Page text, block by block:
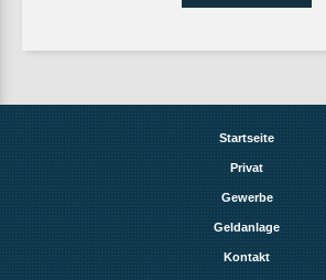
Startseite
Privat
Gewerbe
Geldanlage
Kontakt